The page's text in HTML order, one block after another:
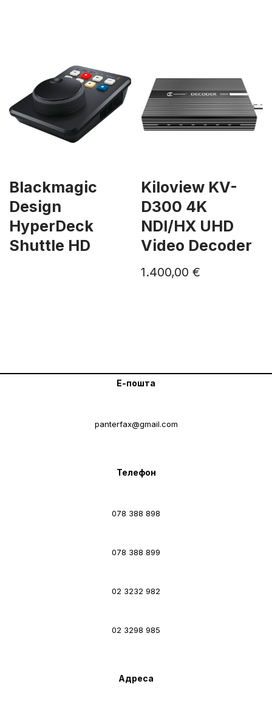
Blackmagic
Design
HyperDeck
Shuttle HD
Kiloview KV-
D300 4K
NDI/HX UHD
Video Decoder
1.400,00€
Е-пошта
panterfax@gmail.com
Телефон
078 388 898
078 388 899
02 3232 982
02 3298 985
Адреса